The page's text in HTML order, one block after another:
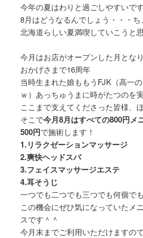
今年の夏はわりと過ごしやすいで
8月はどうなるんでしょう・・・ち
北海道らしい夏満喫していこうと
今月はお店がオープンした月とな
おかげさまで16周年
当時生まれた娘ももうFJK（高一
ｗ）あっちゅうまに時がたつのを
ここまで支えてくださった皆様、
そこで今月8月はすべての800円メ
500円で施術します！
1.リラクゼーションマッサージ
2.爽快ヘッドスパ
3.フェイスマッサージエステ
4.耳そうじ
一つでも二つでも三つでも何個で
この機会にぜひ気になっていたメ
スです＾＾
今月末までご利用いただけますの